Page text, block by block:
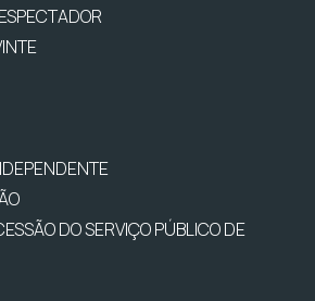
DO SERVIÇO PÚBLICO DE